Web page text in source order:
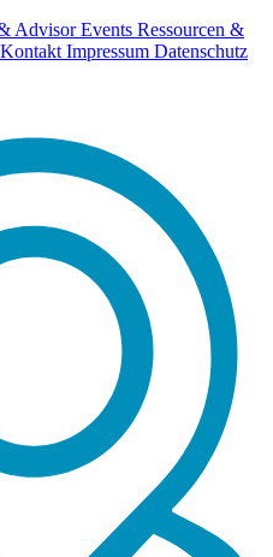
AdvisorEvents Ressourcen &
Kontakt Impressum Datenschutz